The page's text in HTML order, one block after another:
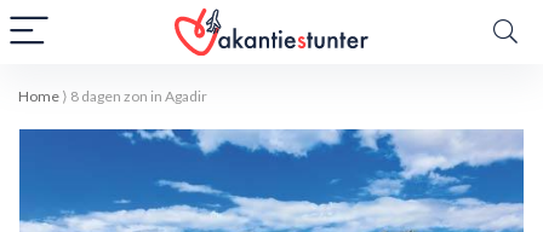
Home ⟩ 8 dagen zon in Agadir